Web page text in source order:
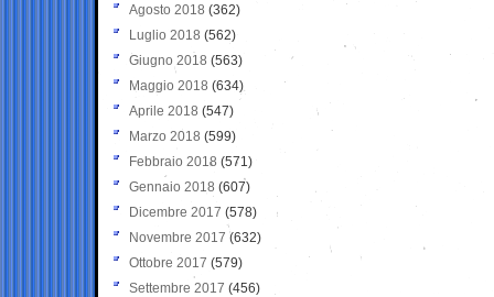
Agosto 2018 (362)
Luglio 2018 (562)
Giugno 2018 (563)
Maggio 2018 (634)
Aprile 2018 (547)
Marzo 2018 (599)
Febbraio 2018 (571)
Gennaio 2018 (607)
Dicembre 2017 (578)
Novembre 2017 (632)
Ottobre 2017 (579)
Settembre 2017 (456)